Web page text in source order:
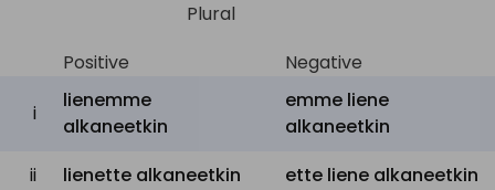
Plural
Positive
Negative
i
lienemme
alkaneetkin
emme liene
alkaneetkin
ii
lienette alkaneetkin ette liene alkaneetkin